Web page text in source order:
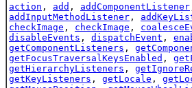
action , add , addComponentListener
addInputMethodListener ,
checkImage , checkImage ,
disableEvents , dispatchEvent ,
getComponentListeners ,
getFocusTraversalKeysEnabled ,
getHierarchyListeners ,
getKeyListeners , getLocale ,